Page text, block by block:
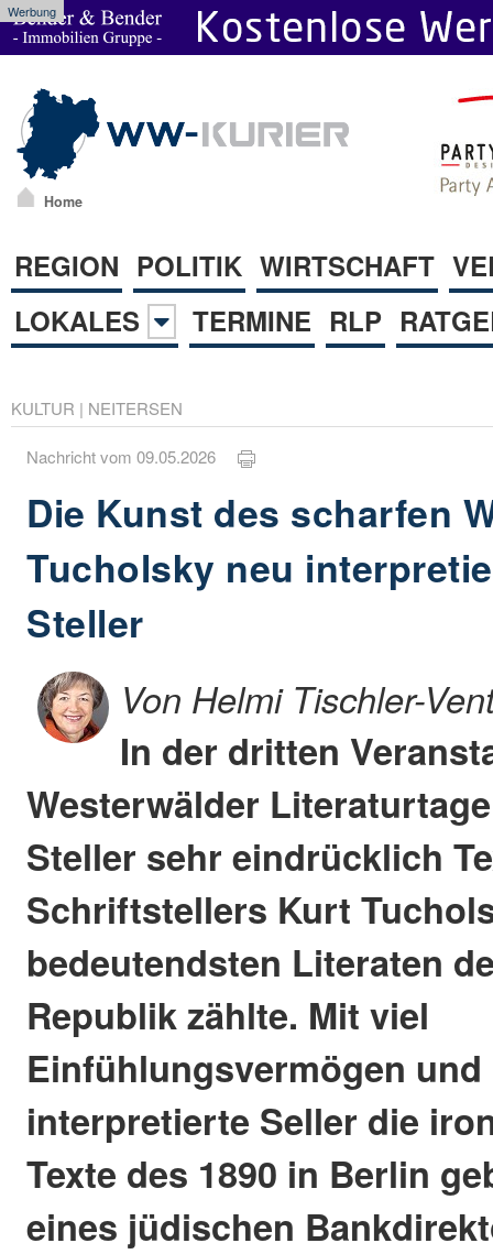
Werbung
Home
REGION POLITIK WIRTSCHAFT
LOKALES
TERMINE RLP
KULTUR | NEITERSEN
Nachricht vom 09.05.2026
Die Kunst des scharfen
Tucholsky neu
Steller
Von Helmi Tischler-
In der dritten
Westerwälder
Steller sehr eindrücklich
Schriftstellers Kurt
bedeutendsten Literaten
Republik zählte. Mit viel
Einfühlungsvermögen
interpretierte Seller die
Texte des 1890 in Berlin
eines jüdischen